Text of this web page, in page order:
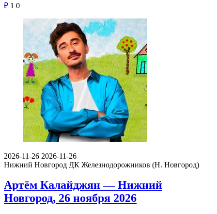
₽ 1 0
2026-11-26 2026-11-26
Нижний Новгород ДК Железнодорожников (Н. Новгород)
Артём Калайджян — Нижний
Новгород, 26 ноября 2026